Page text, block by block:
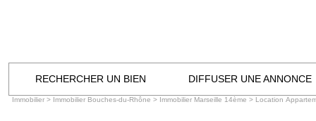
RECHERCHER UN BIEN DIFFUSER UNE ANNONCE
Immobilier > Immobilier Bouches-du-Rhône > Immobilier Marseille 14ème > Location